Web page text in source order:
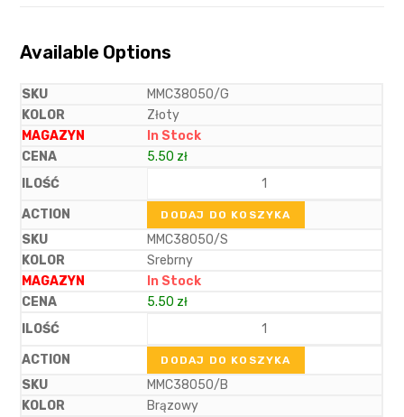
Available Options
MMC38050/G
Złoty
In Stock
5.50 zł
DODAJ DO KOSZYKA
MMC38050/S
Srebrny
In Stock
5.50 zł
DODAJ DO KOSZYKA
MMC38050/B
Brązowy